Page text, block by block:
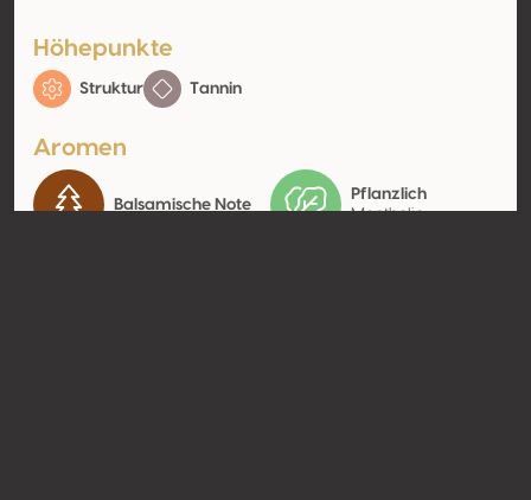
Höhepunkte
Struktur Tannin
Aromen
Balsamische Note
Pflanzlich
Mentholic